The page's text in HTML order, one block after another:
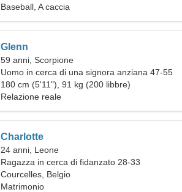
Baseball, A caccia
Glenn
59 anni, Scorpione
Uomo in cerca di una signora anziana 47-55
180 cm (5'11"), 91 kg (200 libbre)
Relazione reale
Charlotte
24 anni, Leone
Ragazza in cerca di fidanzato 28-33
Courcelles, Belgio
Matrimonio